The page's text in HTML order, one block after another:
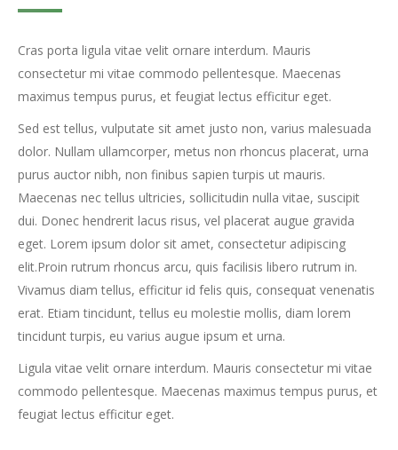
Cras porta ligula vitae velit ornare interdum. Mauris
consectetur mi vitae commodo pellentesque. Maecenas
maximus tempus purus, et feugiat lectus efficitur eget.
Sed est tellus, vulputate sit amet justo non, varius malesuada
dolor. Nullam ullamcorper, metus non rhoncus placerat, urna
purus auctor nibh, non finibus sapien turpis ut mauris.
Maecenas nec tellus ultricies, sollicitudin nulla vitae, suscipit
dui. Donec hendrerit lacus risus, vel placerat augue gravida
eget. Lorem ipsum dolor sit amet, consectetur adipiscing
elit.Proin rutrum rhoncus arcu, quis facilisis libero rutrum in.
Vivamus diam tellus, efficitur id felis quis, consequat venenatis
erat. Etiam tincidunt, tellus eu molestie mollis, diam lorem
tincidunt turpis, eu varius augue ipsum et urna.
Ligula vitae velit ornare interdum. Mauris consectetur mi vitae
commodo pellentesque. Maecenas maximus tempus purus, et
feugiat lectus efficitur eget.